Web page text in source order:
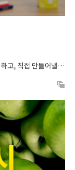
고, 직접 만들어낼
법의 강...